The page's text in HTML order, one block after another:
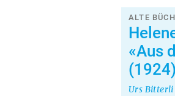
ALTE
«Aus
(1924)
Urs Bitterli